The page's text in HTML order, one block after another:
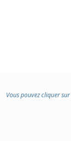
Vous pouvez cliquer